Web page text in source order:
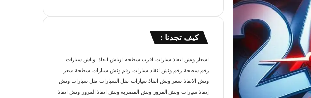
كيف تجدنا :
اسعار ونش انقاذ سيارات اقرب سطحة اوناش انقاذ اوناش سيارات
رقم سطحة رقم ونش انقاذ سيارات رقم ونش سيارات سطحة سعر
ونش الانقاذ سعر ونش انقاذ سيارات نقل السيارات نقل سيارات ونش
إنقاذ سيارات ونش المرور ونش المصرية ونش انقاذ المرور ونش انقاذ